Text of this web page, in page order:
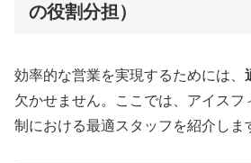
の役割分担）
効率的な営業を実現するためには、
欠かせません。ここでは、アイスフ
制における最適スタッフを紹介しま